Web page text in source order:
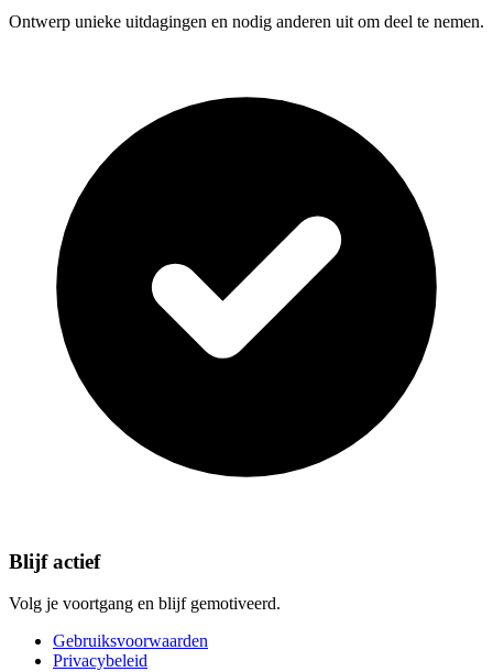
Ontwerp unieke uitdagingen en nodig anderen uit om deel te nemen.
Blijf actief
Volg je voortgang en blijf gemotiveerd.
Gebruiksvoorwaarden
Privacybeleid